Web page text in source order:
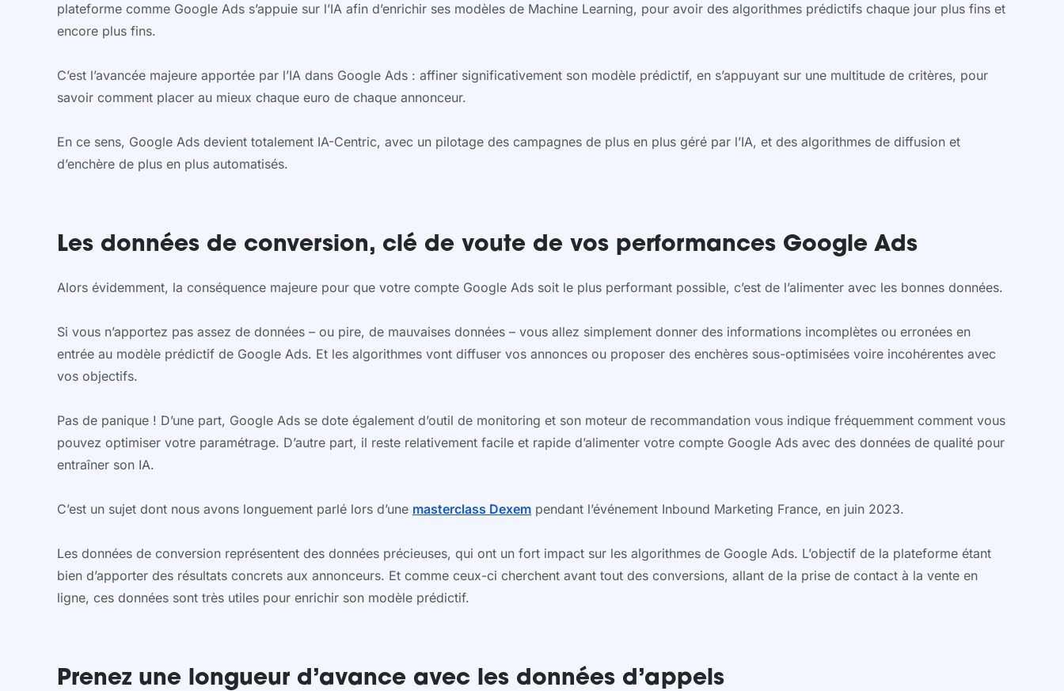
plateforme comme Google Ads s’appuie sur l’IA afin d’enrichir ses modèles de Machine Learning, pour avoir des algorithmes prédictifs chaque jour plus fins et
encore plus fins.
C’est l’avancée majeure apportée par l’IA dans Google Ads : affiner significativement son modèle prédictif, en s’appuyant sur une multitude de critères, pour
savoir comment placer au mieux chaque euro de chaque annonceur.
En ce sens, Google Ads devient totalement IA-Centric, avec un pilotage des campagnes de plus en plus géré par l’IA, et des algorithmes de diffusion et
d’enchère de plus en plus automatisés.
Les données de conversion, clé de voute de vos performances Google Ads
Alors évidemment, la conséquence majeure pour que votre compte Google Ads soit le plus performant possible, c’est de l’alimenter avec les bonnes données.
Si vous n’apportez pas assez de données – ou pire, de mauvaises données – vous allez simplement donner des informations incomplètes ou erronées en
entrée au modèle prédictif de Google Ads. Et les algorithmes vont diffuser vos annonces ou proposer des enchères sous-optimisées voire incohérentes avec
vos objectifs.
Pas de panique ! D’une part, Google Ads se dote également d’outil de monitoring et son moteur de recommandation vous indique fréquemment comment vous
pouvez optimiser votre paramétrage. D’autre part, il reste relativement facile et rapide d’alimenter votre compte Google Ads avec des données de qualité pour
entraîner son IA.
C’est un sujet dont nous avons longuement parlé lors d’une masterclass Dexem pendant l’événement Inbound Marketing France, en juin 2023.
Les données de conversion représentent des données précieuses, qui ont un fort impact sur les algorithmes de Google Ads. L’objectif de la plateforme étant
bien d’apporter des résultats concrets aux annonceurs. Et comme ceux-ci cherchent avant tout des conversions, allant de la prise de contact à la vente en
ligne, ces données sont très utiles pour enrichir son modèle prédictif.
Prenez une longueur d’avance avec les données d’appels